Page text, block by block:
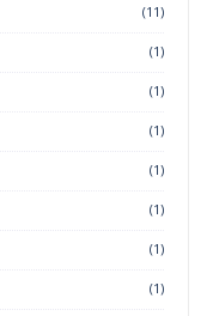
(11)
(1)
(1)
(1)
(1)
(1)
(1)
(1)